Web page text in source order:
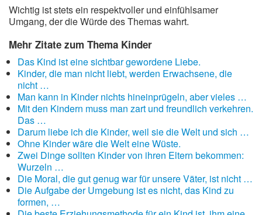
Wichtig ist stets ein respektvoller und einfühlsamer
Umgang, der die Würde des Themas wahrt.
Mehr Zitate zum Thema Kinder
Das Kind ist eine sichtbar gewordene Liebe.
Kinder, die man nicht liebt, werden Erwachsene, die
nicht …
Man kann in Kinder nichts hineinprügeln, aber vieles …
Mit den Kindern muss man zart und freundlich verkehren.
Das …
Darum liebe ich die Kinder, weil sie die Welt und sich …
Ohne Kinder wäre die Welt eine Wüste.
Zwei Dinge sollten Kinder von ihren Eltern bekommen:
Wurzeln …
Die Moral, die gut genug war für unsere Väter, ist nicht …
Die Aufgabe der Umgebung ist es nicht, das Kind zu
formen, …